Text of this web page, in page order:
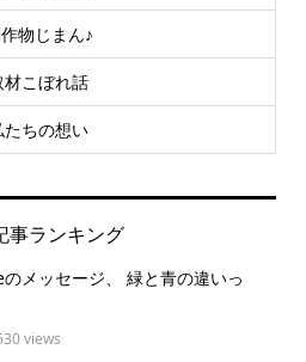
物じまん♪
材こぼれ話
たちの想い
事ランキング
メッセージ、 緑と青の違いっ
views